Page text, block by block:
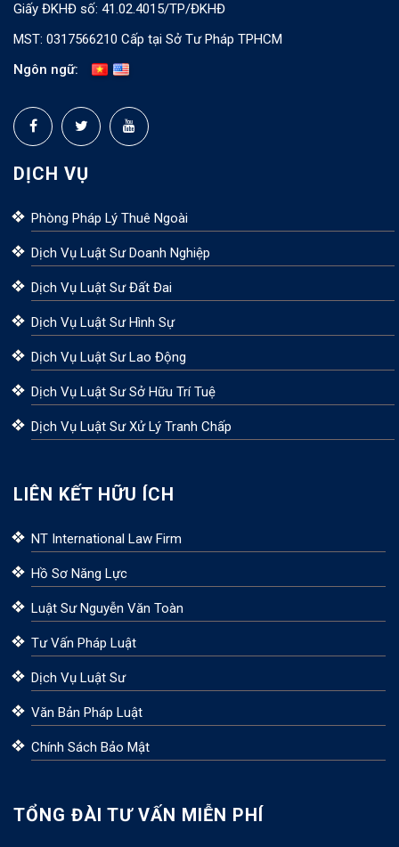
Giấy ĐKHĐ số: 41.02.4015/TP/ĐKHĐ
MST: 0317566210 Cấp tại Sở Tư Pháp TPHCM
Ngôn ngữ:
DỊCH VỤ
Phòng Pháp Lý Thuê Ngoài
Dịch Vụ Luật Sư Doanh Nghiệp
Dịch Vụ Luật Sư Đất Đai
Dịch Vụ Luật Sư Hình Sự
Dịch Vụ Luật Sư Lao Động
Dịch Vụ Luật Sư Sở Hữu Trí Tuệ
Dịch Vụ Luật Sư Xử Lý Tranh Chấp
LIÊN KẾT HỮU ÍCH
NT International Law Firm
Hồ Sơ Năng Lực
Luật Sư Nguyễn Văn Toàn
Tư Vấn Pháp Luật
Dịch Vụ Luật Sư
Văn Bản Pháp Luật
Chính Sách Bảo Mật
TỔNG ĐÀI TƯ VẤN MIỄN PHÍ